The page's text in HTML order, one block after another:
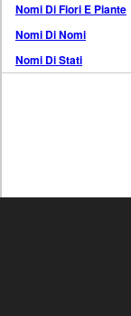
Nomi Di Fiori E Piante
Nomi Di Nomi
Nomi Di Stati